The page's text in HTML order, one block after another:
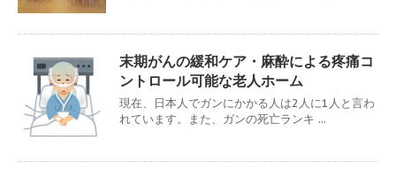
末期がんの緩和ケア・麻酔による疼痛コ
ントロール可能な老人ホーム
現在、日本人でガンにかかる人は2人に1人と言わ
れています。また、ガンの死亡ランキ ...